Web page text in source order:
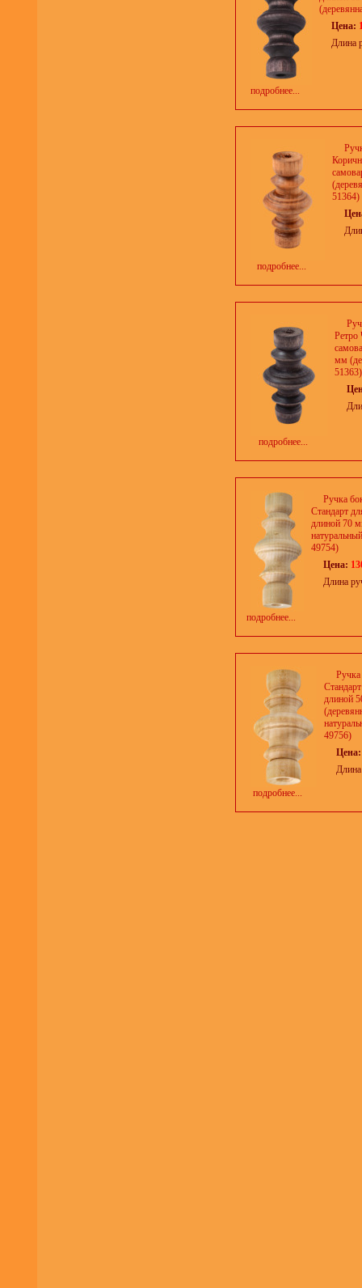
подробнее...
Цена:
Длина
подробнее...
51364)
подробнее...
Ретро
мм
51363)
подробнее...
Ручка
Стандарт
длиной 70
49754)
Цена:
Длина
подробнее...
Ручка
длиной
49756)